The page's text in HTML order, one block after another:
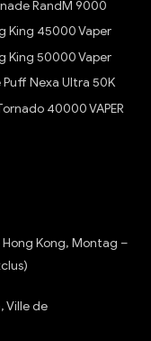
RandM 9000
King 45000 Vaper
King 50000 Vaper
Puff Nexa Ultra 50K
40000 VAPER
Hong Kong, Montag –
Ville de